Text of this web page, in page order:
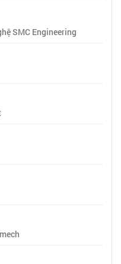
SMC Engineering